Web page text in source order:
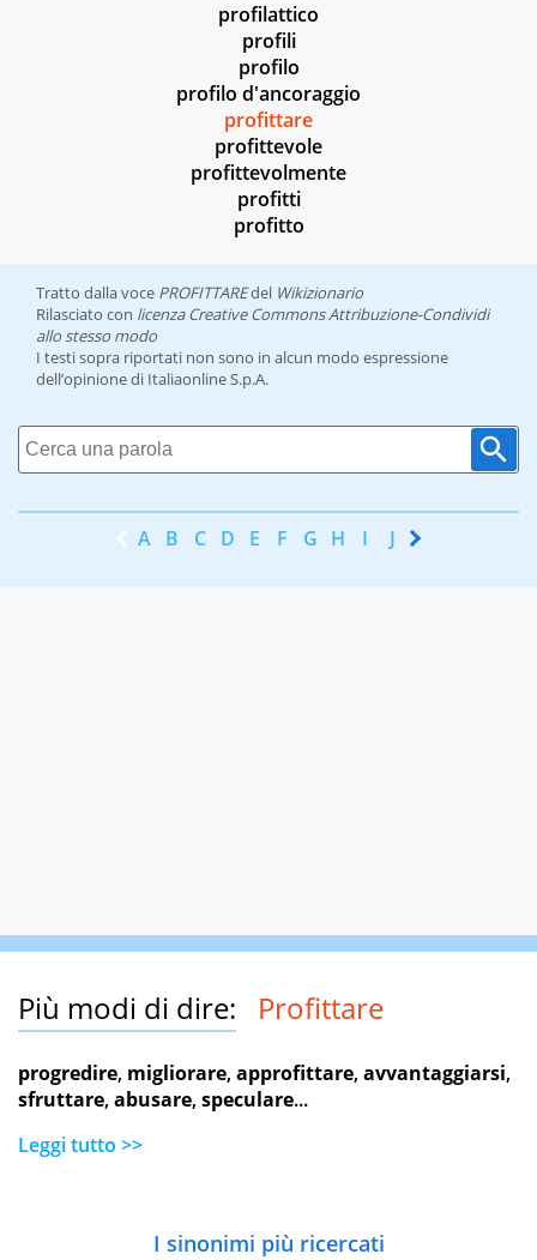
profilattico
profili
profilo
profilo d'ancoraggio
profittare
profittevole
profittevolmente
profitti
profitto
Tratto dalla voce PROFITTAREdel Wikizionario
Rilasciato con licenza Creative Commons Attribuzione-Condividi
allo stesso modo
I testi sopra riportati non sono in alcun modo espressione
dell’opinione di Italiaonline S.p.A.
A B C D E F G H I J K
Più modi di dire: Profittare
progredire, migliorare,approfittare,avvantaggiarsi,
sfruttare,abusare,speculare...
Leggi tutto >>
I sinonimi più ricercati